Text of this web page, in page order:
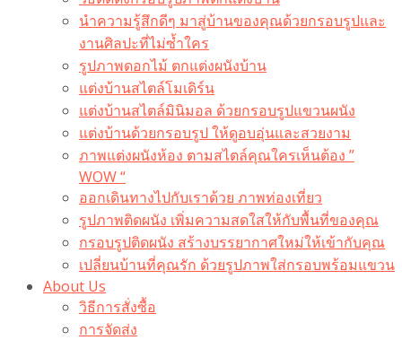
นำความรู้สึกดีๆ มาสู่บ้านของคุณด้วยกรอบรูปและ
งานศิลปะที่ไม่ซ้ำใคร
รูปภาพดอกไม้ ตกแต่งผนังบ้าน
แต่งบ้านสไตล์โมเดิร์น
แต่งบ้านสไตล์มินิมอล ด้วยกรอบรูปแขวนผนัง
แต่งบ้านด้วยกรอบรูป ให้ดูอบอุ่นและสวยงาม
ภาพแต่งผนังห้อง ตามสไตล์คุณใครเห็นต้อง ”
WOW “
ออกเดินทางไปกับเราด้วย ภาพท่องเที่ยว
รูปภาพติดผนัง เพิ่มความสดใสให้กับพื้นที่ของคุณ
กรอบรูปติดผนัง สร้างบรรยากาศใหม่ให้เข้ากับคุณ
เปลี่ยนบ้านที่คุณรัก ด้วยรูปภาพใส่กรอบพร้อมแขวน​
About Us
วิธีการสั่งซื้อ
การจัดส่ง